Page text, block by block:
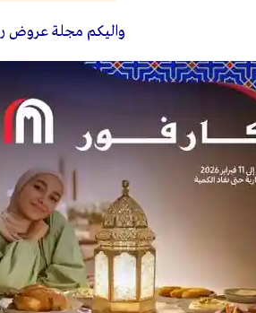
واليكم مجلة عروض